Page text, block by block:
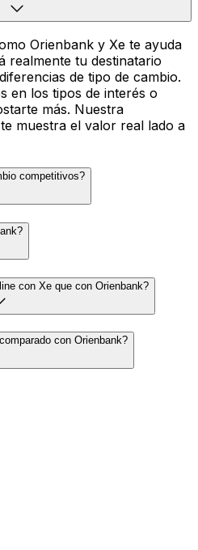
Orienbank y Xe te ayuda
realmente tu destinatario
de tipo de cambio.
en los tipos de interés o
más. Nuestra
muestra el valor real lado a
competitivos?
con Xe que con Orienbank?
con Orienbank?